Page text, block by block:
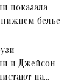
показала
нижнем белье
и Джейсон
на